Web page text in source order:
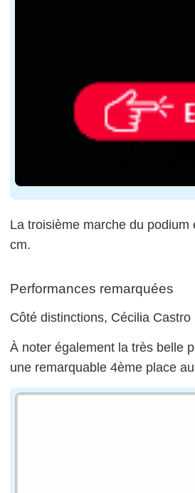
La troisième marche du
cm.
Performances remarquées
Côté distinctions, Cécilia
À noter également la très belle
une remarquable 4ème place